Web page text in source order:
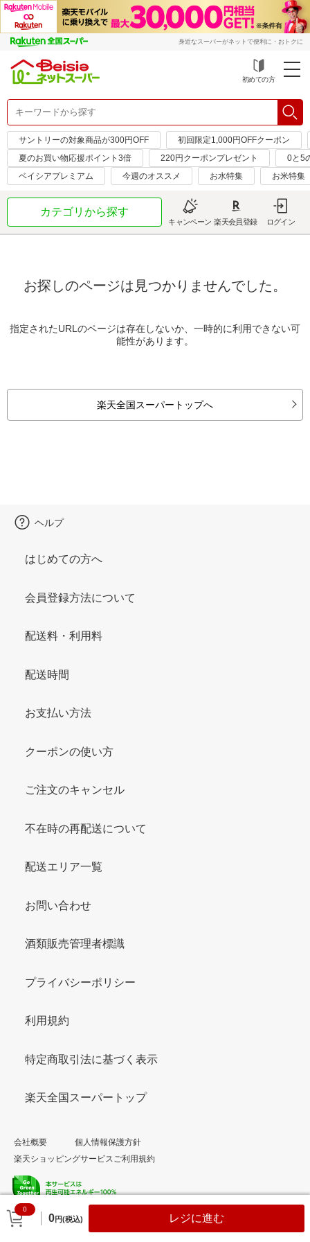
身近なスーパーがネットで便利に・おトクに
初めての方
サントリーの対象商品が300円OFF
初回限定1,000円OFFクーポン
夏のお買い物応援ポイント3倍
220円クーポンプレゼント
0と5
ベイシアプレミアム
今週のオススメ お水特集 お米特集
カテゴリから探す
キャンペーン 楽天会員登録 ログイン
お探しのページは見つかりませんでした。
指定されたURLのページは存在しないか、一時的に利用できない可
能性があります。
楽天全国スーパートップへ
0
0円(税込) レジに進む
ヘルプ
はじめての方へ
会員登録方法について
配送料・利用料
配送時間
お支払い方法
クーポンの使い方
ご注文のキャンセル
不在時の再配送について
配送エリア一覧
お問い合わせ
酒類販売管理者標識
プライバシーポリシー
利用規約
特定商取引法に基づく表示
楽天全国スーパートップ
会社概要
個人情報保護方針
楽天ショッピングサービスご利用規約
© Rakuten Group, Inc.